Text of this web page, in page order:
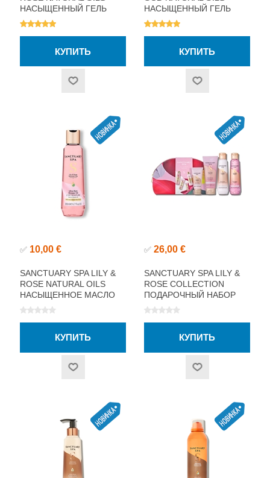
НАСЫЩЕННЫЙ ГЕЛЬ
ДЛЯ ДУША 200МЛ
НАСЫЩЕННЫЙ ГЕЛЬ
ДЛЯ ДУША 200МЛ
✅ 10,00 €
SANCTUARY SPA LILY &
ROSE NATURAL OILS
НАСЫЩЕННОЕ МАСЛО
ДЛЯ ДУША 200МЛ
✅ 26,00 €
SANCTUARY SPA LILY &
ROSE COLLECTION
ПОДАРОЧНЫЙ НАБОР